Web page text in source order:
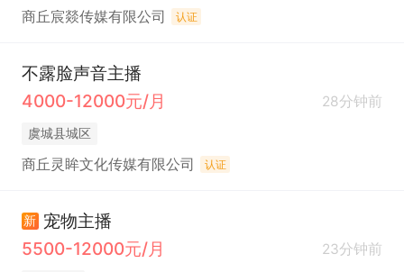
商丘宸燚传媒有限公司 认证
不露脸声音主播
4000-12000元/月
28分钟前
虞城县城区
商丘灵眸文化传媒有限公司 认证
新 宠物主播
5500-12000元/月
23分钟前